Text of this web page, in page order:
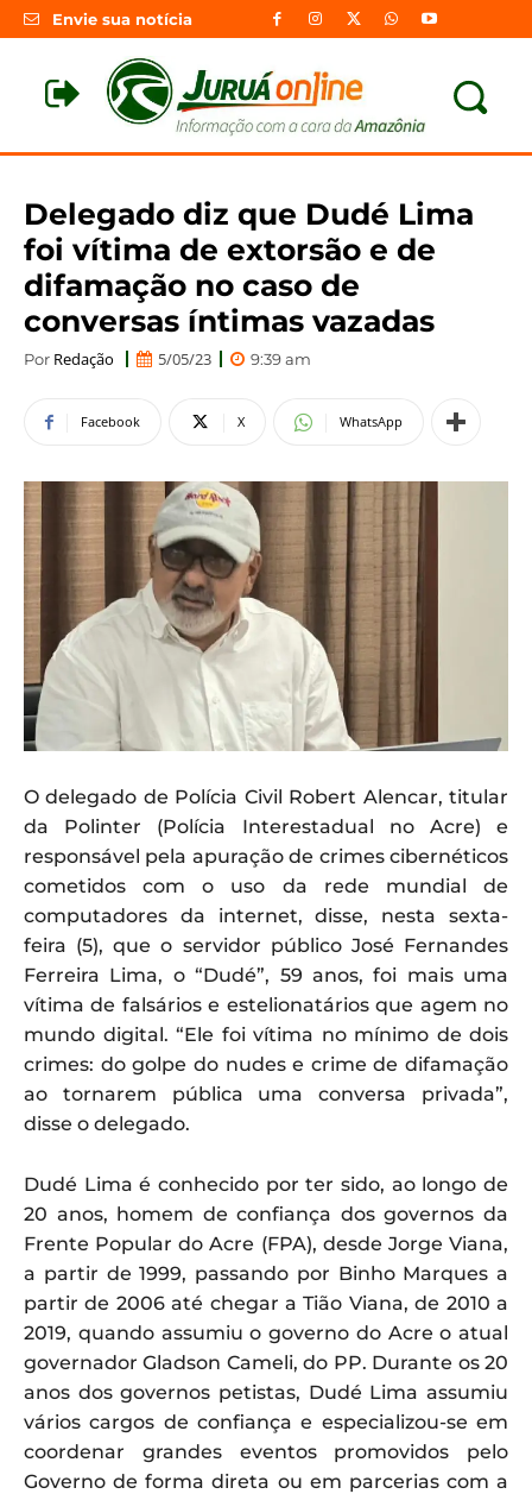
Envie sua notícia
Delegado diz que Dudé Lima
foi vítima de extorsão e de
difamação no caso de
conversas íntimas vazadas
Por Redação 5/05/23 9:39 am
Facebook X WhatsApp
O delegado de Polícia Civil Robert Alencar, titular
da Polinter (Polícia Interestadual no Acre) e
responsável pela apuração de crimes cibernéticos
cometidos com o uso da rede mundial de
computadores da internet, disse, nesta sexta-
feira (5), que o servidor público José Fernandes
Ferreira Lima, o “Dudé”, 59 anos, foi mais uma
vítima de falsários e estelionatários que agem no
mundo digital. “Ele foi vítima no mínimo de dois
crimes: do golpe do nudes e crime de difamação
ao tornarem pública uma conversa privada”,
disse o delegado.
Dudé Lima é conhecido por ter sido, ao longo de
20 anos, homem de confiança dos governos da
Frente Popular do Acre (FPA), desde Jorge Viana,
a partir de 1999, passando por Binho Marques a
partir de 2006 até chegar a Tião Viana, de 2010 a
2019, quando assumiu o governo do Acre o atual
governador Gladson Cameli, do PP. Durante os 20
anos dos governos petistas, Dudé Lima assumiu
vários cargos de confiança e especializou-se em
coordenar grandes eventos promovidos pelo
Governo de forma direta ou em parcerias com a